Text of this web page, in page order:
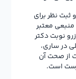
ثبت نظر برای
منبعی معتبر
نوبت دکتر
در ساری،
از صحت آن
است.